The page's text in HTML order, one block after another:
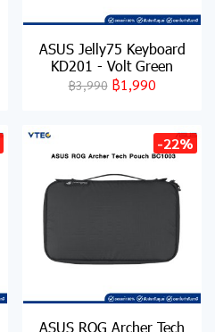
ASUS Jelly75 Keyboard
KD201 - Volt Green
฿3,990 ฿1,990
-22%
ASUS ROG Archer Tech